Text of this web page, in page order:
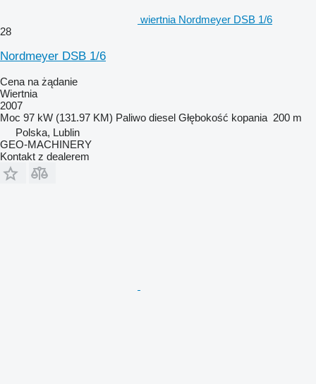
wiertnia Nordmeyer DSB 1/6
28
Nordmeyer DSB 1/6
Cena na żądanie
Wiertnia
2007
Moc 97 kW (131.97 KM) Paliwo diesel Głębokość kopania 200 m
Polska, Lublin
GEO-MACHINERY
Kontakt z dealerem